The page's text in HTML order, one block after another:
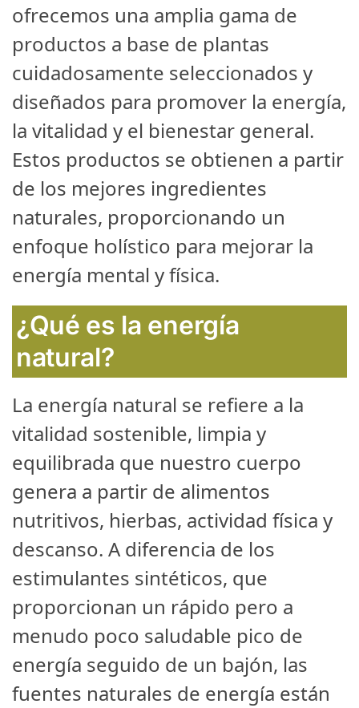
ofrecemos una amplia gama de
productos a base de plantas
cuidadosamente seleccionados y
diseñados para promover la energía,
la vitalidad y el bienestar general.
Estos productos se obtienen a partir
de los mejores ingredientes
naturales, proporcionando un
enfoque holístico para mejorar la
energía mental y física.
¿Qué es la energía
natural?
La energía natural se refiere a la
vitalidad sostenible, limpia y
equilibrada que nuestro cuerpo
genera a partir de alimentos
nutritivos, hierbas, actividad física y
descanso. A diferencia de los
estimulantes sintéticos, que
proporcionan un rápido pero a
menudo poco saludable pico de
energía seguido de un bajón, las
fuentes naturales de energía están